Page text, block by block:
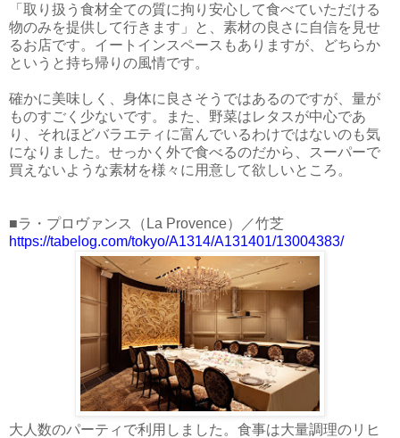
「取り扱う食材全ての質に拘り安心して食べていただける
物のみを提供して行きます」と、素材の良さに自信を見せ
るお店です。イートインスペースもありますが、どちらか
というと持ち帰りの風情です。
確かに美味しく、身体に良さそうではあるのですが、量が
ものすごく少ないです。また、野菜はレタスが中心であ
り、それほどバラエティに富んでいるわけではないのも気
になりました。せっかく外で食べるのだから、スーパーで
買えないような素材を様々に用意して欲しいところ。
■ラ・プロヴァンス（La Provence）／竹芝
https://tabelog.com/tokyo/A1314/A131401/13004383/
大人数のパーティで利用しました。食事は大量調理のリヒ